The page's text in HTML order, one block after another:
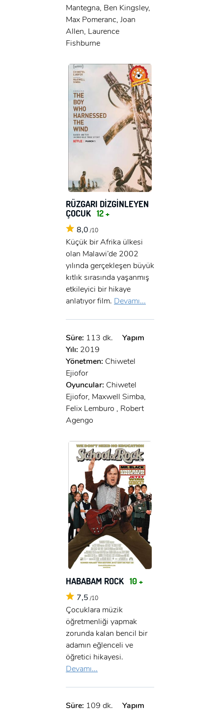
Mantegna, Ben Kingsley,
Max Pomeranc, Joan
Allen, Laurence
Fishburne
RÜZGARI DİZGİNLEYEN
ÇOCUK 12 +
8,0 /10
Küçük bir Afrika ülkesi
olan Malawi’de 2002
yılında gerçekleşen büyük
kıtlık sırasında yaşanmış
etkileyici bir hikaye
anlatıyor film. Devamı...
Süre: 113 dk.
Yapım
Yılı: 2019
Yönetmen: Chiwetel
Ejiofor
Oyuncular: Chiwetel
Ejiofor, Maxwell Simba,
Felix Lemburo , Robert
Agengo
HABABAM ROCK 10 +
7,5 /10
Çocuklara müzik
öğretmenliği yapmak
zorunda kalan bencil bir
adamın eğlenceli ve
öğretici hikayesi.
Devamı...
Süre: 109 dk.
Yapım